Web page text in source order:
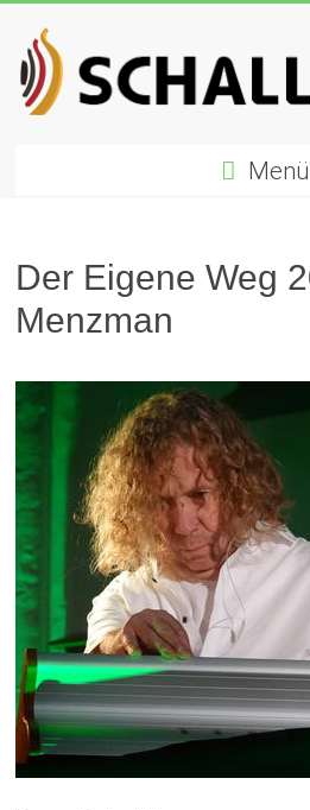
Inhalt
springen
Preis
für
Elektronische
Menü
Der Eigene Weg
Menzman